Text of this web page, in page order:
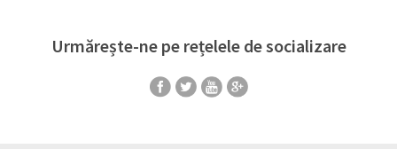
Urmărește-ne pe rețelele de socializare